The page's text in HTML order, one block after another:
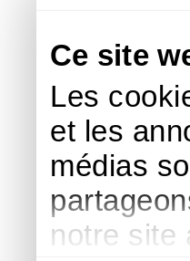
Ce site
Les
et les
médias
notre site